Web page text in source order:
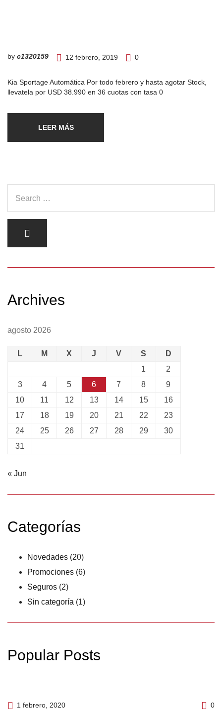
by c1320159 12 febrero, 2019 0
Kia Sportage Automática Por todo febrero y hasta agotar Stock,
llevatela por USD 38.990 en 36 cuotas con tasa 0
LEER MÁS
Archives
agosto 2026
L M X J V S
D
1
2
3
4 5 6 7 8
9
10
11 12 13 14 15
16
17
18 19 20 21 22
23
24
25 26 27 28 29
30
31
« Jun
Categorías
Novedades (20)
Promociones (6)
Seguros (2)
Sin categoría (1)
Popular Posts
1 febrero, 2020 0